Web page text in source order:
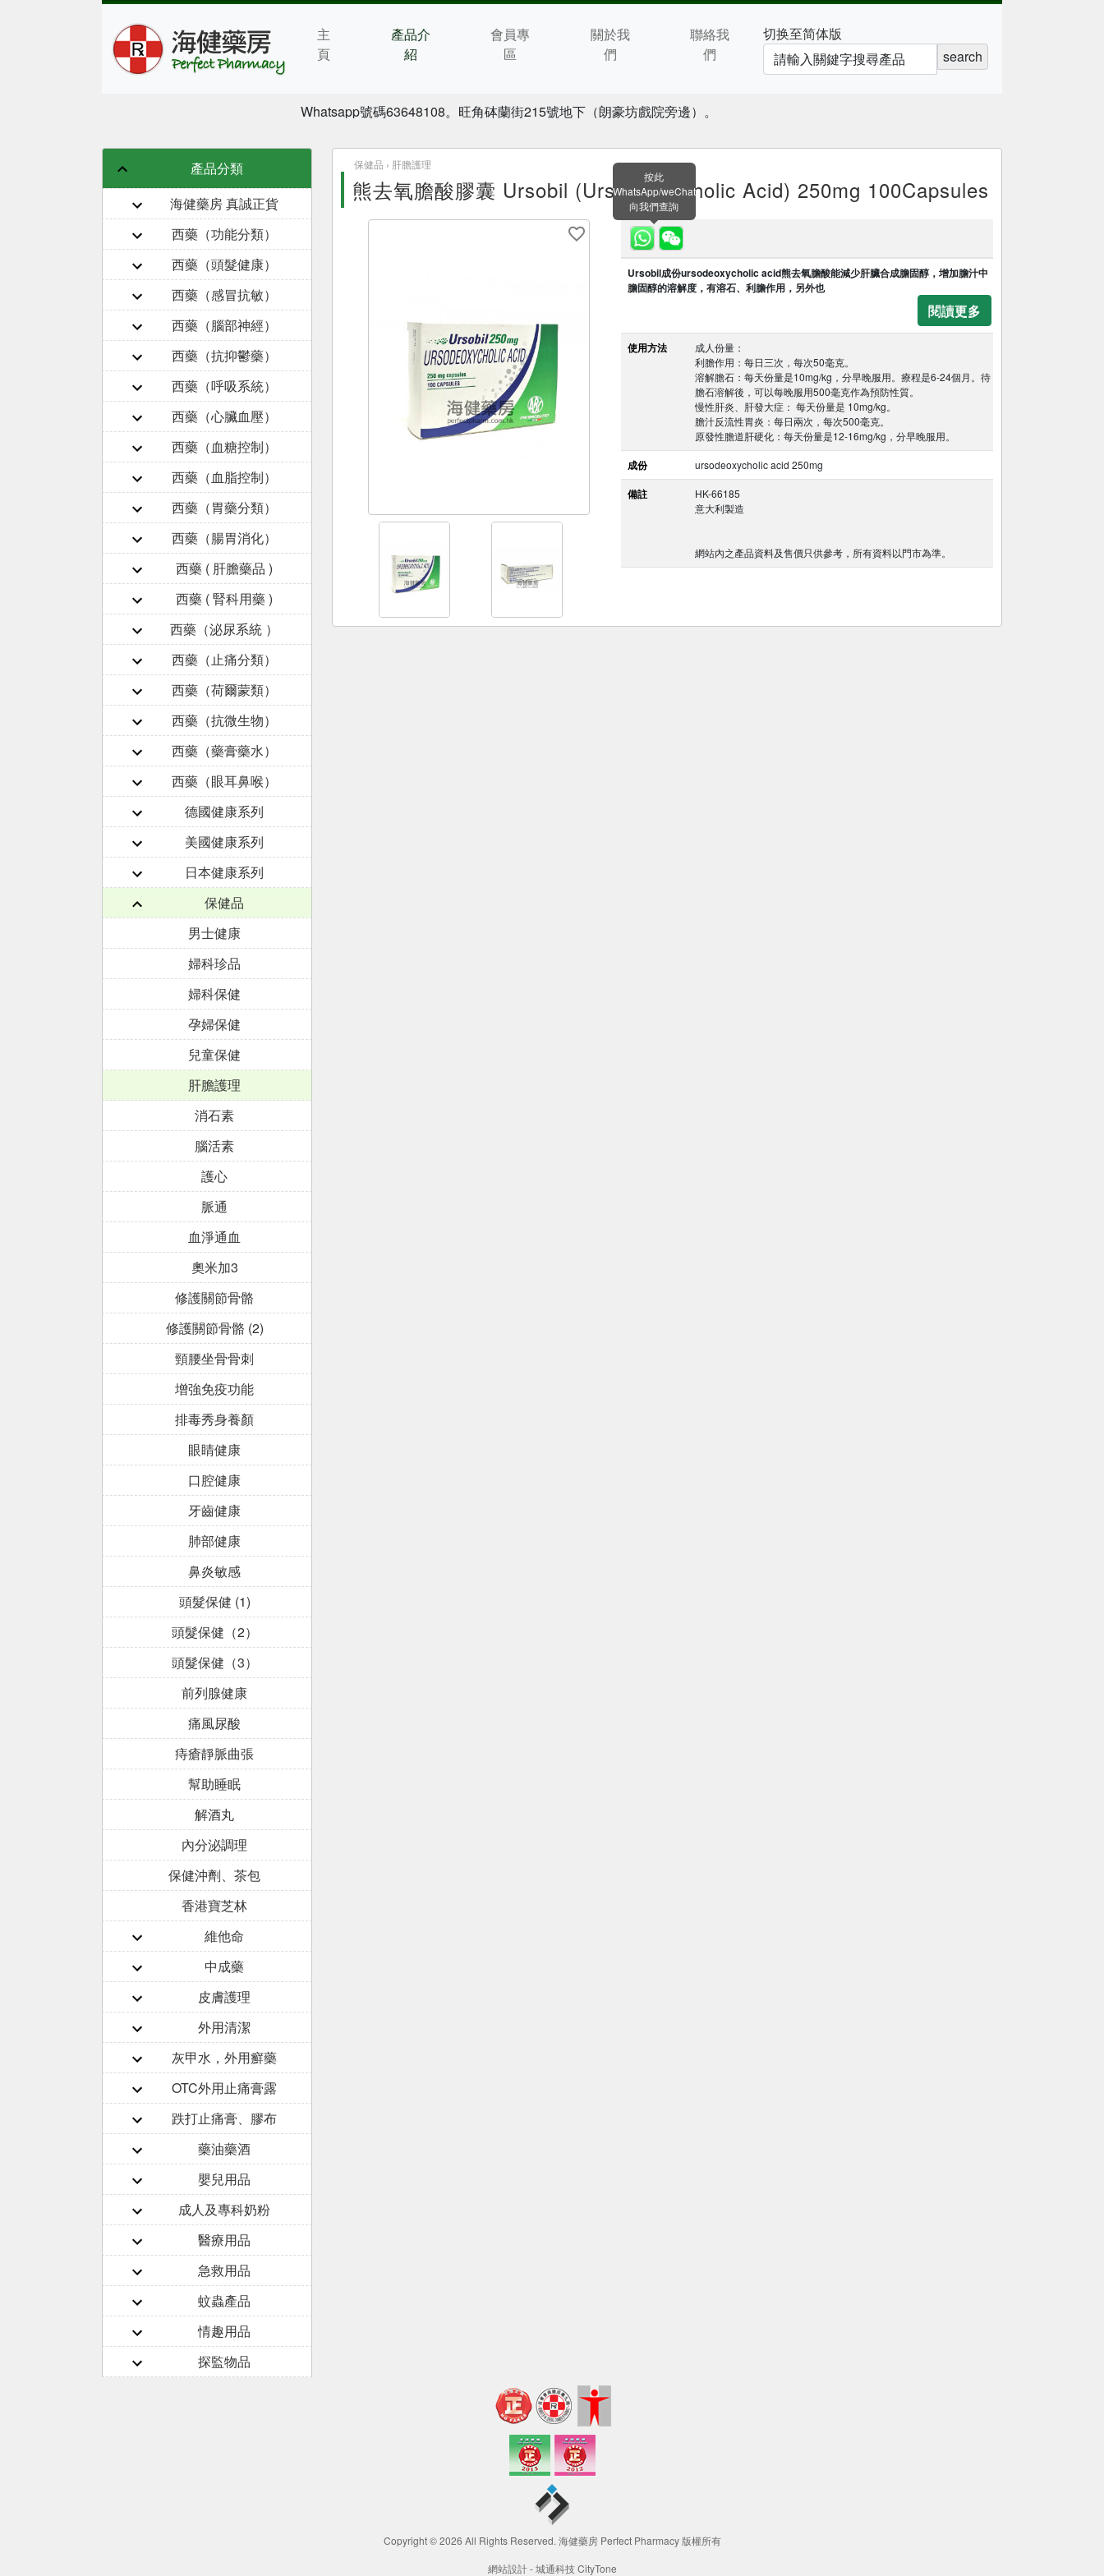
主
頁
產品介
紹
會員專
區
關於我
們
聯絡我
們
切换至简体版
search
Whatsapp號碼63648108。旺角砵蘭街215號地下（朗豪坊戲院旁邊）。
產品分類
海健藥房 真誠正貨
西藥（功能分類）
西藥（頭髮健康）
西藥（感冒抗敏）
西藥（腦部神經）
西藥（抗抑鬱藥）
西藥（呼吸系統）
西藥（心臟血壓）
西藥（血糖控制）
西藥（血脂控制）
西藥（胃藥分類）
西藥（腸胃消化）
西藥 ( 肝膽藥品 )
西藥 ( 腎科用藥 )
西藥（泌尿系統 ）
西藥（止痛分類）
西藥（荷爾蒙類）
西藥（抗微生物）
西藥（藥膏藥水）
西藥（眼耳鼻喉）
德國健康系列
美國健康系列
日本健康系列
保健品
男士健康
婦科珍品
婦科保健
孕婦保健
兒童保健
肝膽護理
消石素
腦活素
護心
脈通
血淨通血
奧米加3
修護關節骨骼
修護關節骨骼 (2)
頸腰坐骨骨刺
增強免疫功能
排毒秀身養顏
眼睛健康
口腔健康
牙齒健康
肺部健康
鼻炎敏感
頭髮保健 (1)
頭髮保健（2）
頭髮保健（3）
前列腺健康
痛風尿酸
痔瘡靜脈曲張
幫助睡眠
解酒丸
內分泌調理
保健沖劑、茶包
香港寶芝林
維他命
中成藥
皮膚護理
外用清潔
灰甲水，外用癬藥
OTC外用止痛膏露
跌打止痛膏、膠布
藥油藥酒
嬰兒用品
成人及專科奶粉
醫療用品
急救用品
蚊蟲產品
情趣用品
探監物品
保健品 › 肝膽護理
熊去氧膽酸膠囊 Ursobil (Ursodeoxycholic Acid) 250mg 100Capsules
按此
WhatsApp/weChat
向我們查詢
Ursobil成份ursodeoxycholic acid熊去氧膽酸能減少肝臟合成膽固醇，增加膽汁中
膽固醇的溶解度，有溶石、利膽作用，另外也
閱讀更多
使用方法
成人份量：
利膽作用：每日三次，每次50毫克。
溶解膽石：每天份量是10mg/kg，分早晚服用。療程是6-24個月。待
膽石溶解後，可以每晚服用500毫克作為預防性質。
慢性肝炎、肝發大症： 每天份量是 10mg/kg。
膽汁反流性胃炎：每日兩次，每次500毫克。
原發性膽道肝硬化：每天份量是12-16mg/kg，分早晚服用。
成份 ursodeoxycholic acid 250mg
備註
HK-66185
意大利製造
網站內之產品資料及售價只供參考，所有資料以門市為準。
Copyright © 2026 All Rights Reserved. 海健藥房 Perfect Pharmacy 版權所有
網站設計 -城通科技 CityTone